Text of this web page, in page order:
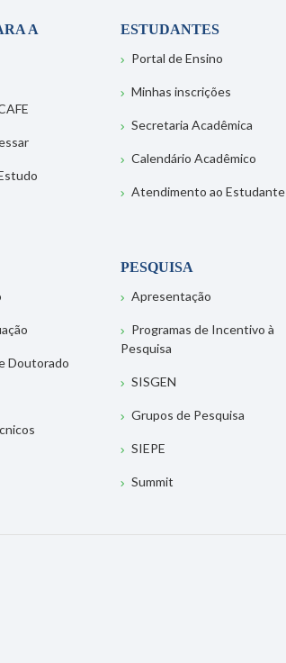
A
ESTUDANTES
Portal de Ensino
Minhas inscrições
Secretaria Acadêmica
Calendário Acadêmico
Atendimento ao Estudante
Doutorado
PESQUISA
Apresentação
Programas de Incentivo à
Pesquisa
SISGEN
Grupos de Pesquisa
SIEPE
Summit